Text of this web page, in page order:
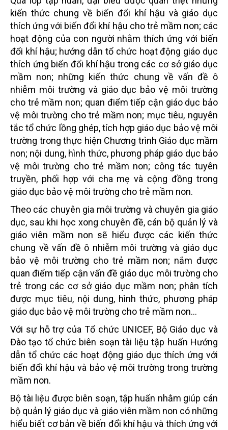
kiến thức chung về biến đổi khí hậu và giáo dục
thích ứng với biến đổi khí hậu cho trẻ mầm non; các
hoạt động của con người nhằm thích ứng với biến
đổi khí hậu; hướng dẫn tổ chức hoạt động giáo dục
thích ứng biến đổi khí hậu trong các cơ sở giáo dục
mầm non; những kiến thức chung về vấn đề ô
nhiễm môi trường và giáo dục bảo vệ môi trường
cho trẻ mầm non; quan điểm tiếp cận giáo dục bảo
vệ môi trường cho trẻ mầm non; mục tiêu, nguyên
tắc tổ chức lồng ghép, tích hợp giáo dục bảo vệ môi
trường trong thực hiện Chương trình Giáo dục mầm
non; nội dung, hình thức, phương pháp giáo dục bảo
vệ môi trường cho trẻ mầm non; công tác tuyên
truyền, phối hợp với cha mẹ và cộng đồng trong
giáo dục bảo vệ môi trường cho trẻ mầm non.
Theo các chuyên gia môi trường và chuyên gia giáo
dục, sau khi học xong chuyên đề, cán bộ quản lý và
giáo viên mầm non sẽ hiểu được các kiến thức
chung về vấn đề ô nhiễm môi trường và giáo dục
bảo vệ môi trường cho trẻ mầm non; nắm được
quan điểm tiếp cận vấn đề giáo dục môi trường cho
trẻ trong các cơ sở giáo dục mầm non; phân tích
được mục tiêu, nội dung, hình thức, phương pháp
giáo dục bảo vệ môi trường cho trẻ mầm non...
Với sự hỗ trợ của Tổ chức UNICEF, Bộ Giáo dục và
Đào tạo tổ chức biên soạn tài liệu tập huấn Hướng
dẫn tổ chức các hoạt động giáo dục thích ứng với
biến đổi khí hậu và bảo vệ môi trường trong trường
mầm non.
Bộ tài liệu được biên soạn, tập huấn nhằm giúp cán
bộ quản lý giáo dục và giáo viên mầm non có những
hiểu biết cơ bản về biến đổi khí hậu và thích ứng với